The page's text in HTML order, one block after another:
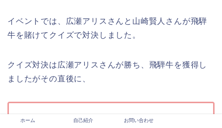
イベントでは、広瀬アリスさんと山崎賢人さんが飛騨
牛を賭けてクイズで対決しました。
クイズ対決は広瀬アリスさんが勝ち、飛騨牛を獲得し
ましたがその直後に、
飛騨牛のために本気出したことが急に恥ずかし
ホーム 自己紹介 お問い合わせ